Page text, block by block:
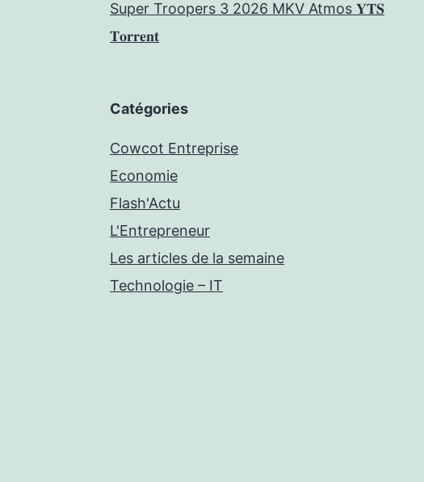
Super Troopers 3 2026 MKV Atmos 𝐘𝐓𝐒
𝐓𝐨𝐫𝐫𝐞𝐧𝐭
Catégories
Cowcot Entreprise
Economie
Flash'Actu
L'Entrepreneur
Les articles de la semaine
Technologie – IT